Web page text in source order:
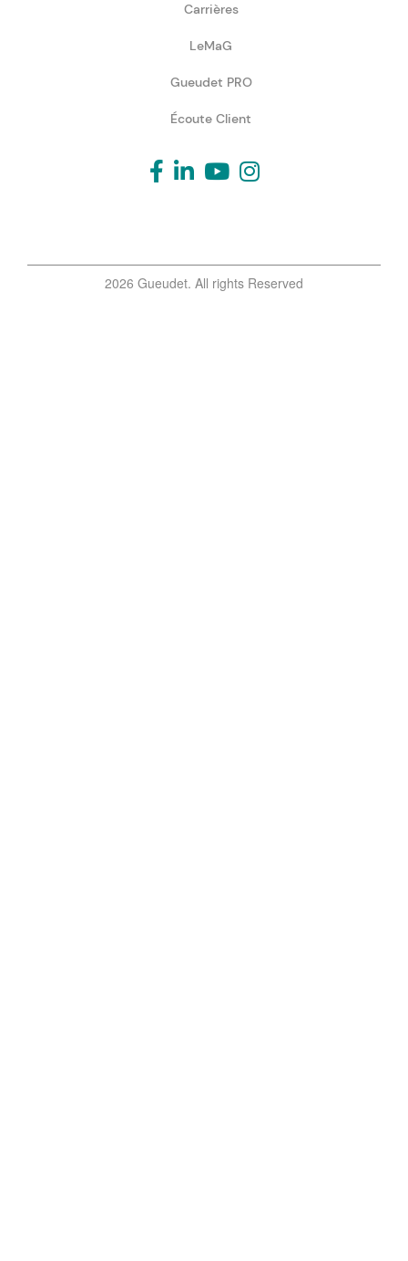
Carrières
LeMaG
Gueudet PRO
Écoute Client
2026 Gueudet. All rights Reserved